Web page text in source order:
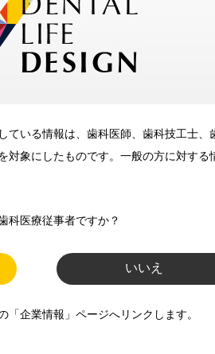
ている情報は、歯科医師、歯科技工士、
対象にしたものです。一般の方に対する
科医療従事者ですか？
いいえ
「企業情報」ページへリンクします。
リット
ガジンでお届け
士、歯科技工士）に
。